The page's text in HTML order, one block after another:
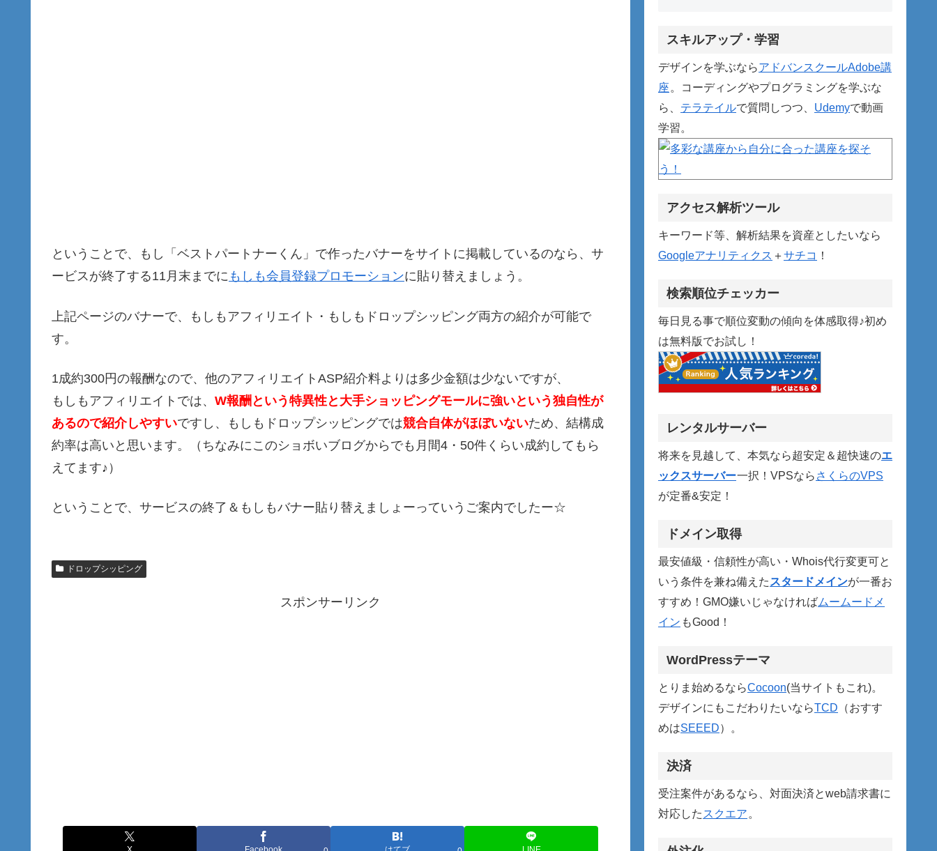
ということで、もし「ベストパートナーくん」で作ったバナーをサイトに掲載しているのなら、サ
ービスが終了する11月末までに もしも会員登録プロモーションに貼り替えましょう。
上記ページのバナーで、もしもアフィリエイト・もしもドロップシッピング両方の紹介が可能で
す。
1成約300円の報酬なので、他のアフィリエイトASP紹介料よりは多少金額は少ないですが、
もしもアフィリエイトでは、 W報酬という特異性と大手ショッピングモールに強いという独自性が
あるので紹介しやすいですし、もしもドロップシッピングでは競合自体がほぼいないため、結構成
約率は高いと思います。（ちなみにこのショボいブログからでも月間4・50件くらい成約してもら
えてます♪）
ということで、サービスの終了＆もしもバナー貼り替えましょーっていうご案内でしたー☆
ドロップシッピング
スポンサーリンク
スキルアップ・学習
デザインを学ぶならアドバンスクールAdobe講
座 。コーディングやプログラミングを学ぶな
ら、 テラテイルで質問しつつ、 Udemyで動画
学習。
アクセス解析ツール
キーワード等、解析結果を資産としたいなら
Googleアナリティクス ＋サチコ ！
検索順位チェッカー
毎日見る事で順位変動の傾向を体感取得♪初め
は無料版でお試し！
レンタルサーバー
将来を見越して、本気なら超安定＆超快速のエ
ックスサーバー一択！VPSなら さくらのVPS
が定番&安定！
ドメイン取得
最安値級・信頼性が高い・Whois代行変更可と
いう条件を兼ね備えた スタードメインが一番お
すすめ！GMO嫌いじゃなければムームードメ
イン もGood！
WordPressテーマ
とりま始めるならCocoon(当サイトもこれ)。
デザインにもこだわりたいならTCD （おすす
めはSEEED）。
決済
受注案件があるなら、対面決済とweb請求書に
対応した スクエア 。